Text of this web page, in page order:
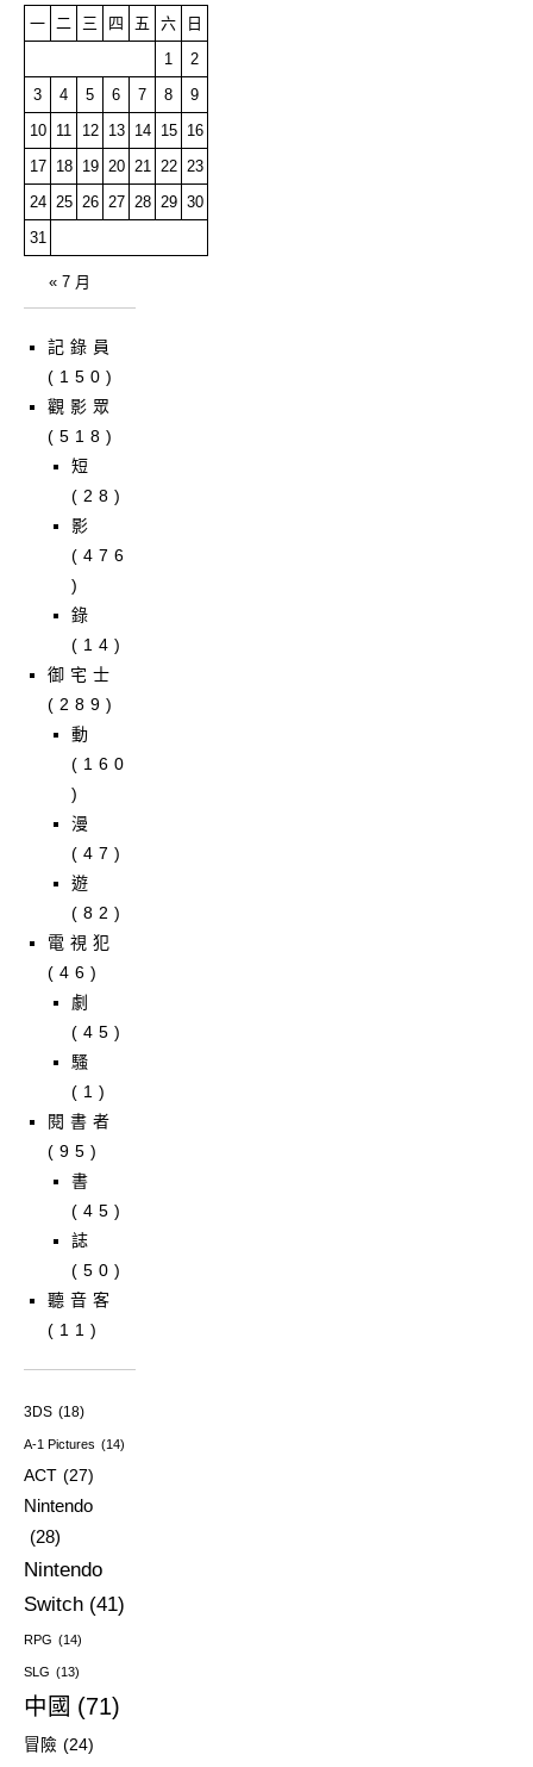
一 二 三 四 五 六
日
1
2
3
4 5 6 7 8
9
10
11 12 13 14 15
16
17
18 19 20 21 22
23
24
25 26 27 28 29 30
31
« 7 月
記錄員
(150)
觀影眾
(518)
短
(28)
影
(476
)
錄
(14)
御宅士
(289)
動
(160
)
漫
(47)
遊
(82)
電視犯
(46)
劇
(45)
騷
(1)
閱書者
(95)
書
(45)
誌
(50)
聽音客
(11)
3DS (18)
A-1 Pictures (14)
ACT (27)
Nintendo
(28)
Nintendo
Switch (41)
RPG (14)
SLG (13)
中國 (71)
冒險 (24)